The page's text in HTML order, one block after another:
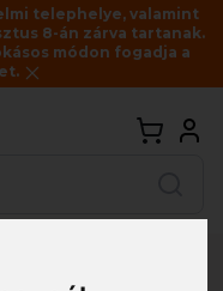
telephelye, valamint
8-án zárva tartanak.
módon fogadja a